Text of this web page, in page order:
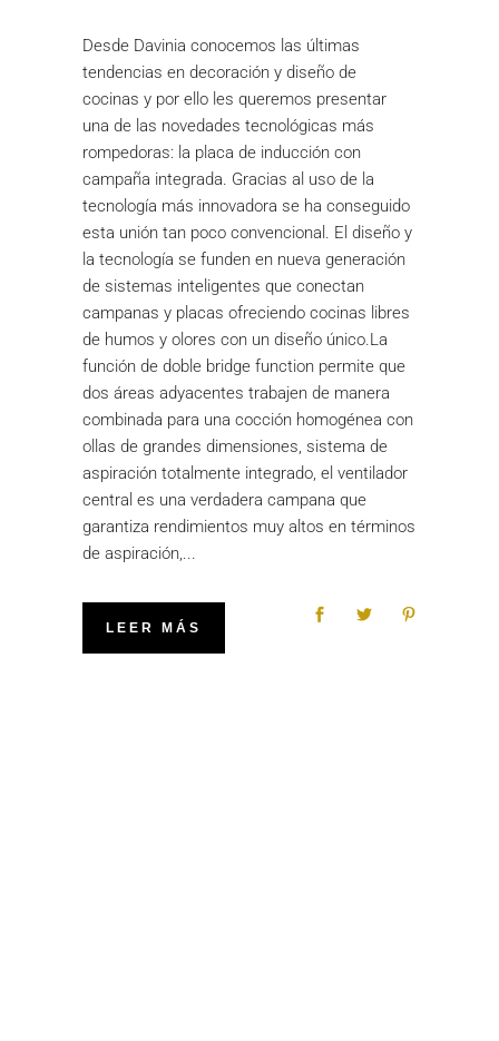
Desde Davinia conocemos las últimas
tendencias en decoración y diseño de
cocinas y por ello les queremos presentar
una de las novedades tecnológicas más
rompedoras: la placa de inducción con
campaña integrada. Gracias al uso de la
tecnología más innovadora se ha conseguido
esta unión tan poco convencional. El diseño y
la tecnología se funden en nueva generación
de sistemas inteligentes que conectan
campanas y placas ofreciendo cocinas libres
de humos y olores con un diseño único.La
función de doble bridge function permite que
dos áreas adyacentes trabajen de manera
combinada para una cocción homogénea con
ollas de grandes dimensiones, sistema de
aspiración totalmente integrado, el ventilador
central es una verdadera campana que
garantiza rendimientos muy altos en términos
de aspiración,
LEER MÁS